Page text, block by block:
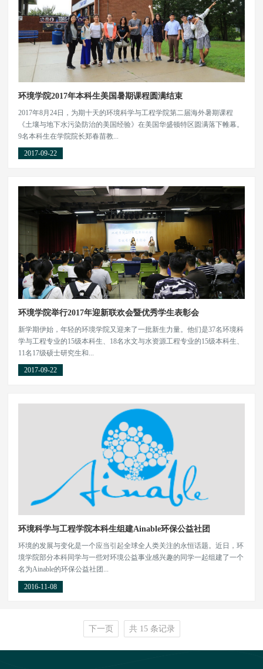
环境学院2017年本科生美国暑期课程圆满结束
2017年8月24日，为期十天的环境科学与工程学院第二届海外暑期课程
《土壤与地下水污染防治的美国经验》在美国华盛顿特区圆满落下帷幕。
9名本科生在学院院长郑春苗教...
2017-09-22
环境学院举行2017年迎新联欢会暨优秀学生表彰会
新学期伊始，年轻的环境学院又迎来了一批新生力量。他们是37名环境科
学与工程专业的15级本科生、18名水文与水资源工程专业的15级本科生、
11名17级硕士研究生和...
2017-09-22
环境科学与工程学院本科生组建Ainable环保公益社团
环境的发展与变化是一个应当引起全球全人类关注的永恒话题。近日，环
境学院部分本科同学与一些对环境公益事业感兴趣的同学一起组建了一个
名为Ainable的环保公益社团...
2016-11-08
下一页 共 15 条记录